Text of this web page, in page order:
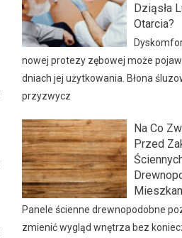
Dziąsła
Otarcia?
nowej protezy zębowej może
dniach jej użytkowania. Błona
przyzwycz
Na Co
Przed
Panele ścienne drewnopodobne
zmienić wygląd wnętrza bez